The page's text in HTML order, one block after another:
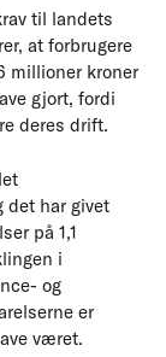
til landets
at forbrugere
millioner kroner
gjort, fordi
deres drift.
det har givet
på 1,1
i
og
er
været.